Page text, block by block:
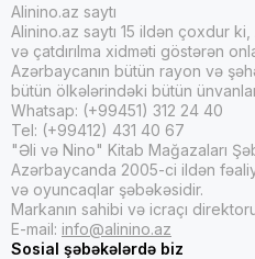
Alinino.az saytı
Alinino.az saytı 15 ildən çoxdur
və çatdırılma xidməti göstərən
Azərbaycanın bütün rayon və
bütün ölkələrindəki bütün
Whatsap: (+99451) 312 24 40
Tel: (+99412) 431 40 67
"Əli və Nino" Kitab Mağazaları
Azərbaycanda 2005-ci ildən
və oyuncaqlar şəbəkəsidir.
Markanın sahibi və icraçı
E-mail: info@alinino.az
Sosial şəbəkələrdə biz